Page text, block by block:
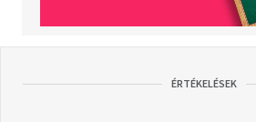
ÉRTÉKELÉSEK